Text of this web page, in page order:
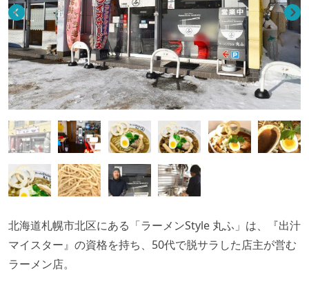
北海道札幌市北区にある「ラーメンStyle 丸ふ」は、『出汁
マイスター』の資格を持ち、50代で脱サラした店主が営む
ラーメン店。